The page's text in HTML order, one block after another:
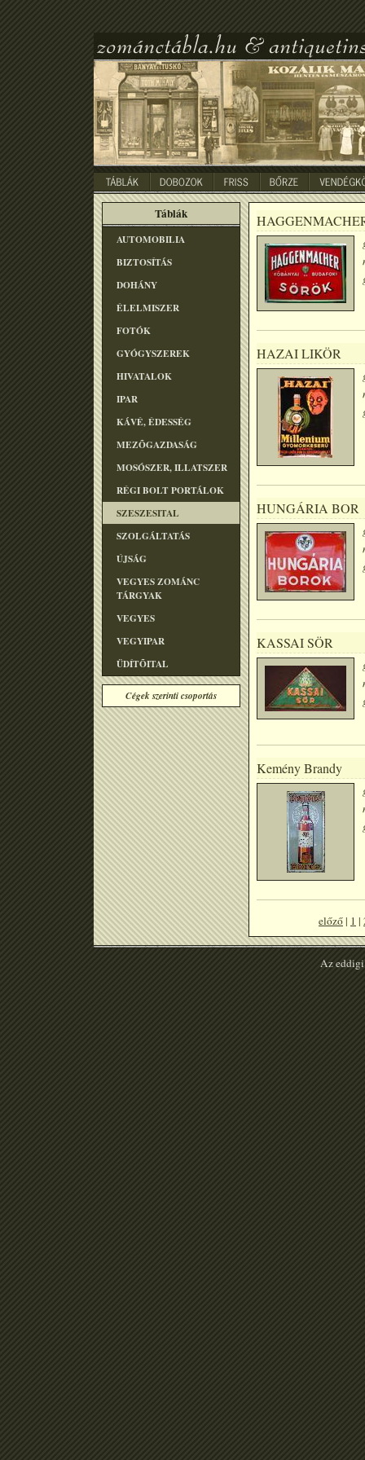
Táblák
AUTOMOBILIA
BIZTOSÍTÁS
DOHÁNY
ÉLELMISZER
FOTÓK
GYÓGYSZEREK
HIVATALOK
IPAR
KÁVÉ, ÉDESSÉG
MEZÕGAZDASÁG
MOSÓSZER, ILLATSZER
RÉGI BOLT PORTÁLOK
SZESZESITAL
SZOLGÁLTATÁS
ÚJSÁG
VEGYES ZOMÁNC
TÁRGYAK
VEGYES
VEGYIPAR
ÜDÍTÕITAL
Cégek szerinti csoportás
HAZAI LIKÖR
HUNGÁRIA BOR
KASSAI SÖR
Kemény Brandy
előző | 1 |
Az